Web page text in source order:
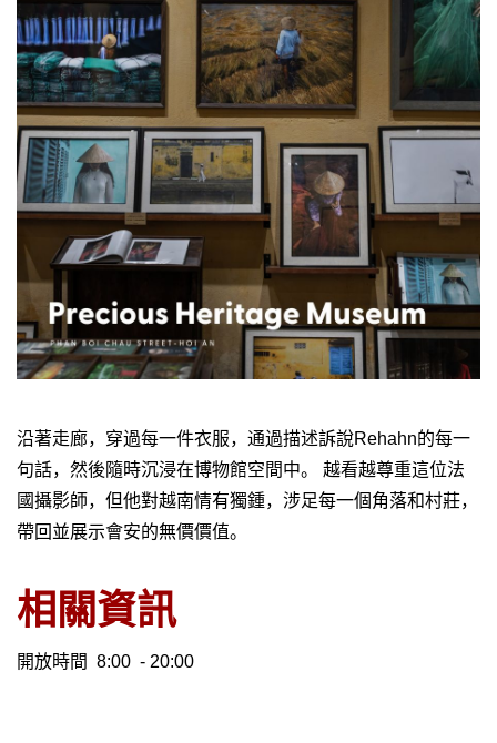
沿著走廊，穿過每一件衣服，通過描述訴說Rehahn的每一
句話，然後隨時沉浸在博物館空間中。 越看越尊重這位法
國攝影師，但他對越南情有獨鍾，涉足每一個角落和村莊，
帶回並展示會安的無價價值。
相關資訊
開放時間 8:00 - 20:00